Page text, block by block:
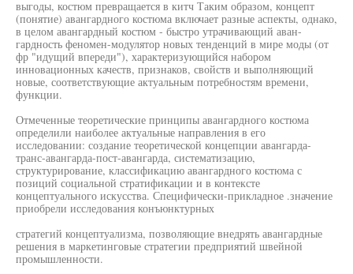
выгоды, костюм превращается в китч Таким образом, концепт
(понятие) авангардного костюма включает разные аспекты, однако,
в целом авангардный костюм - быстро утрачивающий аван-
гардность феномен-модулятор новых тенденций в мире моды (от
фр "идущий впереди"), характеризующийся набором
инновационных качеств, признаков, свойств и выполняющий
новые, соответствующие актуальным потребностям времени,
функции.
Отмеченные теоретические принципы авангардного костюма
определили наиболее актуальные направления в его
исследовании: создание теоретической концепции авангарда-
транс-авангарда-пост-авангарда, систематизацию,
структурирование, классификацию авангардного костюма с
позиций социальной стратификации и в контексте
концептуального искусства. Специфически-прикладное .значение
приобрели исследования конъюнктурных
стратегий концептуализма, позволяющие внедрять авангардные
решения в маркетинговые стратегии предприятий швейной
промышленности.